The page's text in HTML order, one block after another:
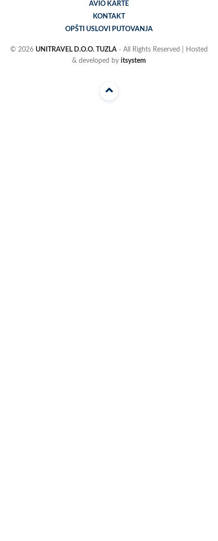
AVIO KARTE
KONTAKT
OPŠTI USLOVI PUTOVANJA
© 2026 UNITRAVEL D.O.O. TUZLA - All Rights Reserved | Hosted
& developed by itsystem